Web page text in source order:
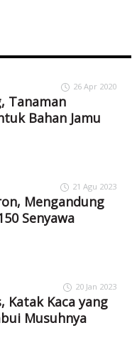
26 Apr 2020
Tanaman
Bahan Jamu
21 Agu 2023
Mengandung
Senyawa
20 Jan 2023
Katak Kaca yang
Musuhnya